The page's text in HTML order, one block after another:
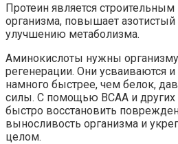
Протеин является
организма, повышает азотистый
улучшению метаболизма.
Аминокислоты нужны
регенерации. Они усваиваются
намного быстрее, чем белок,
силы. С помощью BCAA и
быстро восстановить
выносливость организма и
целом.